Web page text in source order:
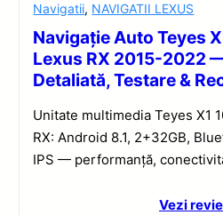
Navigatii, NAVIGATII LEXUS
Navigație Auto Teyes
Lexus RX 2015-2022
Detaliată, Testare &
Unitate multimedia Teyes X1
RX: Android 8.1, 2+32GB,
IPS — performanță,
Vezi